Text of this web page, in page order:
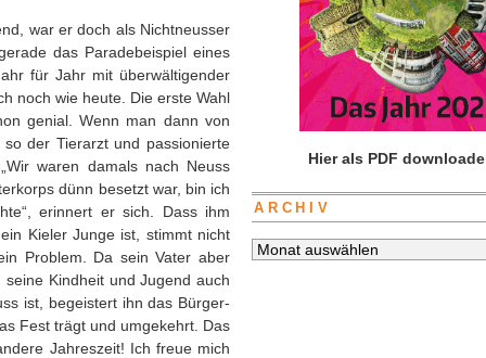
war er doch als Nichtneusser
das Paradebeispiel eines
für Jahr mit überwältigender
noch wie heute. Die erste Wahl
genial. Wenn man dann von
der Tierarzt und passionierte
waren damals nach Neuss
dünn besetzt war, bin ich
erinnert er sich. Dass ihm
Kieler Junge ist, stimmt nicht
Problem. Da sein Vater aber
Kindheit und Jugend auch
ist, begeistert ihn das Bürger-
Fest trägt und umgekehrt. Das
Jahreszeit! Ich freue mich
Hier als PDF
ARCHIV
Archiv